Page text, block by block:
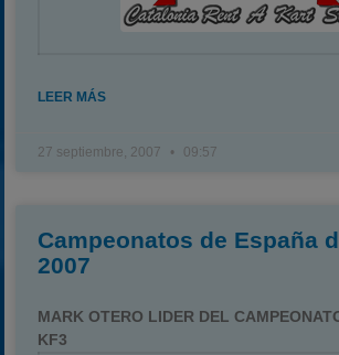
LEER MÁS
27 septiembre, 2007 09:57
Campeonatos de España
2007
MARK OTERO LIDER DEL
KF3